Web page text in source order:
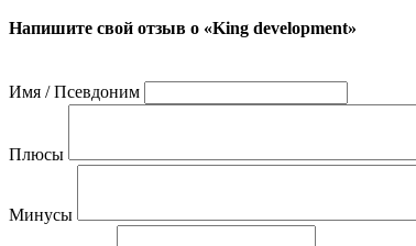
Напишите свой отзыв о «King development»
Имя / Псевдоним
Плюсы
Минусы